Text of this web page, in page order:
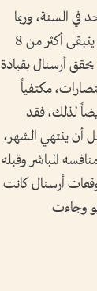
السنة، وربما
هو ما يسمى بشهر الحصاد، فعنده تكون البطولات قد اتجهت إلى أمتارها الأخيرة، لا يتبقى أكثر من 8
أرسنال بقيادة
في الوصول إلى نسبة الـ 50 % من الانتصارات، مكتفياً
نموذجاً أيضاً لذلك، فقد
أن ينتهي الشهر،
منافسه المباشر وقبله
أرسنال كانت
وجاءت